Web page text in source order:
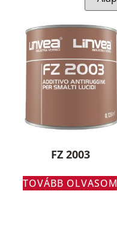
FZ 2003
TOVÁBB OLVASOM